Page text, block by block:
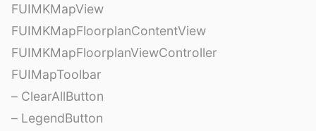
FUIMKMapView
FUIMKMapFloorplanContentView
FUIMKMapFloorplanViewController
FUIMapToolbar
– ClearAllButton
– LegendButton